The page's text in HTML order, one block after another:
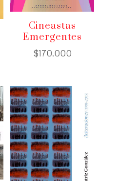
Cineastas
Emergentes
$170.000